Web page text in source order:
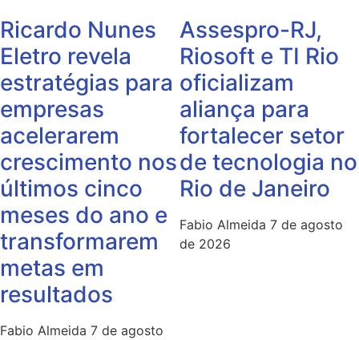
Ricardo Nunes
Eletro revela
estratégias para
empresas
acelerarem
crescimento nos
últimos cinco
meses do ano e
transformarem
metas em
resultados
Fabio Almeida 7 de agosto
Assespro-RJ,
Riosoft e TI Rio
oficializam
aliança para
fortalecer setor
de tecnologia no
Rio de Janeiro
Fabio Almeida 7 de agosto
de 2026